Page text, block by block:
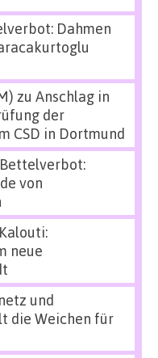
Dahmen
zu Anschlag in
der
CSD in Dortmund
von
neue
und
die Weichen für